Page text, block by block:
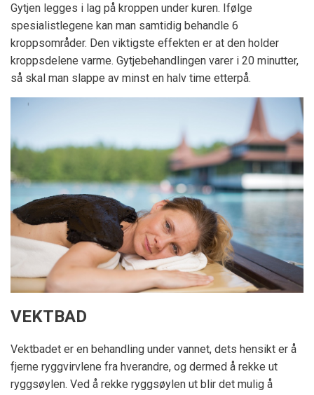
Gytjen legges i lag på kroppen under kuren. Ifølge
spesialistlegene kan man samtidig behandle 6
kroppsområder. Den viktigste effekten er at den holder
kroppsdelene varme. Gytjebehandlingen varer i 20 minutter,
så skal man slappe av minst en halv time etterpå.
VEKTBAD
Vektbadet er en behandling under vannet, dets hensikt er å
fjerne ryggvirvlene fra hverandre, og dermed å rekke ut
ryggsøylen. Ved å rekke ryggsøylen ut blir det mulig å